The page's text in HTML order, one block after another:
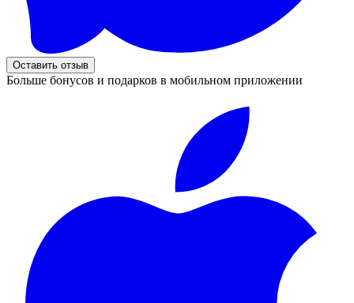
Оставить отзыв
Больше бонусов и подарков в мобильном приложении